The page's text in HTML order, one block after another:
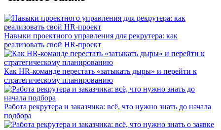
Навыки проектного управления для рекрутера: как
реализовать свой HR-проект
Как HR-команде перестать «затыкать дыры» и перейти к
стратегическому планированию
Работа рекрутера и заказчика: всё, что нужно знать до начала
подбора